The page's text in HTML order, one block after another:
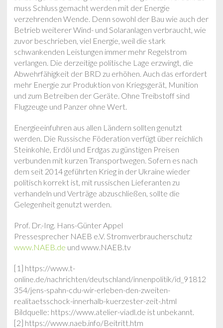
muss Schluss gemacht werden mit der Energie
verzehrenden Wende. Denn sowohl der Bau wie auch der
Betrieb weiterer Wind- und Solaranlagen verbraucht, wie
zuvor beschrieben, viel Energie, weil die stark
schwankenden Leistungen immer mehr Regelstrom
verlangen. Die derzeitige politische Lage erzwingt, die
Abwehrfähigkeit der BRD zu erhöhen. Auch das erfordert
mehr Energie zur Produktion von Kriegsgerät, Munition
und zum Betreiben der Geräte. Ohne Treibstoff sind
Flugzeuge und Panzer ohne Wert.
Energieeinfuhren aus allen Ländern sollten genutzt
werden. Die Russische Föderation verfügt über reichlich
Steinkohle, Erdöl und Erdgas zu günstigen Preisen
verbunden mit kurzen Transportwegen. Sofern es nach
dem seit 2014 geführten Krieg in der Ukraine wieder
politisch korrekt ist, mit russischen Lieferanten zu
verhandeln und Verträge abzuschließen, sollte die
Gelegenheit genutzt werden.
Prof. Dr.-Ing. Hans-Günter Appel
Pressesprecher NAEB e.V. Stromverbraucherschutz
www.NAEB.de und www.NAEB.tv
[1] https://www.t-
online.de/nachrichten/deutschland/innenpolitik/id_91812
354/jens-spahn-cdu-wir-erleben-den-zweiten-
realitaetsschock-innerhalb-kuerzester-zeit-.html
Bildquelle: https://www.atelier-viadl.de ist unbekannt.
[2] https://www.naeb.info/Beitritt.htm